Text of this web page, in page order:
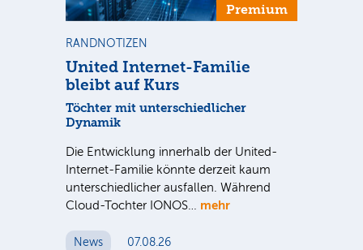
Premium
RANDNOTIZEN
United Internet-Familie
bleibt auf Kurs
Töchter mit unterschiedlicher
Dynamik
Die Entwicklung innerhalb der United-
Internet-Familie könnte derzeit kaum
unterschiedlicher ausfallen. Während
Cloud-Tochter IONOS… mehr
News 07.08.26